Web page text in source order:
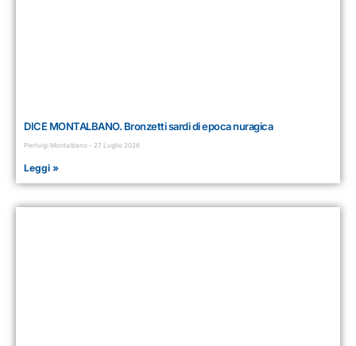
DICE MONTALBANO. Bronzetti sardi di epoca nuragica
Pierluigi Montalbano 27 Luglio 2026
Leggi »